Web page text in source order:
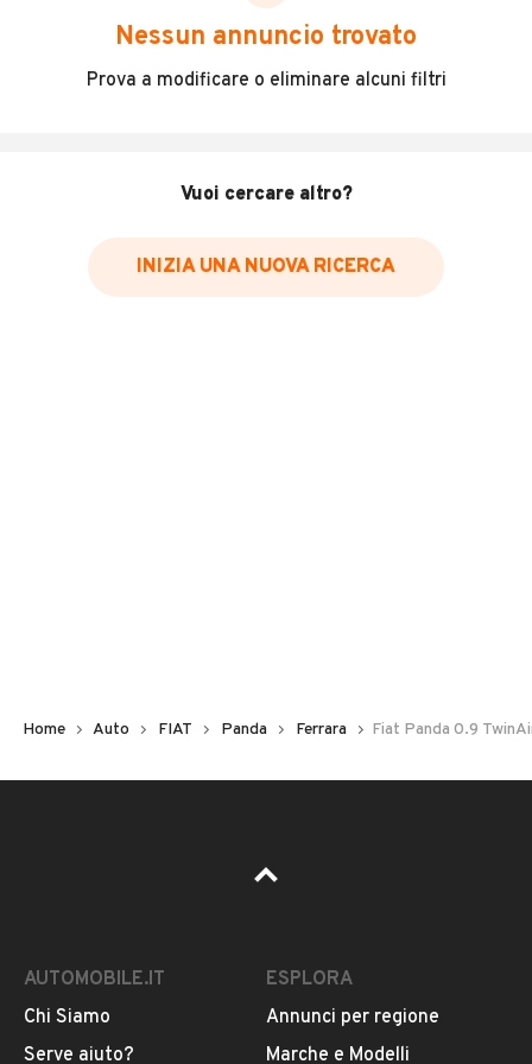
scegliere in modo trasparente e sicuro, come:
Incidenti in cui è stato coinvolto il veicolo
Data e luogo delle revisioni effettuate
Inserisci il numero di targa per verificare la disponibilità
Pubblicità
Nessun annuncio trovato
Prova a modificare o eliminare alcuni filtri
Vuoi cercare altro?
INIZIA UNA NUOVA RICERCA
Home Auto FIAT Panda Ferrara Fiat Panda 0.9
AUTOMOBILE.IT
Chi Siamo
Serve aiuto?
ESPLORA
Annunci per regione
Marche e Modelli